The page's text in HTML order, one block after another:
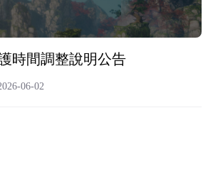
時間調整說明公告
06-02